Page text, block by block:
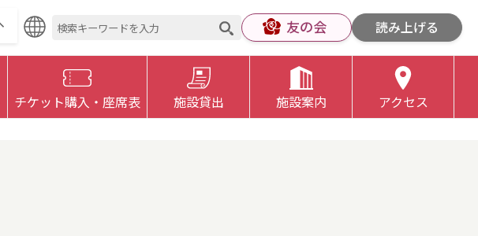
検
友の会 読み上げる
チケット購入・座席表 施設貸出 施設案内 アクセス